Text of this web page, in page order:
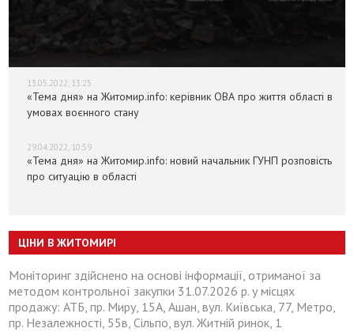
13.05.2022, 13:25
«Тема дня» на Житомир.info: керівник ОВА про життя області в
умовах воєнного стану
29.04.2022, 10:59
«Тема дня» на Житомир.info: новий начальник ГУНП розповість
про ситуацію в області
ЦІНИ В ЖИТОМИРІ
Моніторинг здійснено на основі інформації, отриманої за
методом контрольної закупки 31.07.2026 р. у місцях
продажу: АТБ, пр. Миру, 15А, Ашан, вул. Київська, 77, Метро,
пр. Незалежності, 55в, Сільпо, вул. Житній ринок, 1